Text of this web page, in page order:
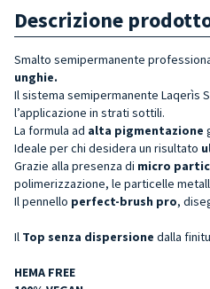
Descrizione
Smalto semipermanente
unghie.
Il sistema semipermanente Laqerìs
l’applicazione in strati sottili.
La formula ad alta pigmentazione
Ideale per chi desidera un risultato
Grazie alla presenza di micro
polimerizzazione, le particelle
Il pennello perfect-brush pro,
Il Top senza dispersione dalla
HEMA FREE